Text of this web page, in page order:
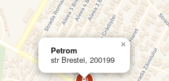
Petrom
str Brestei, 200199
×